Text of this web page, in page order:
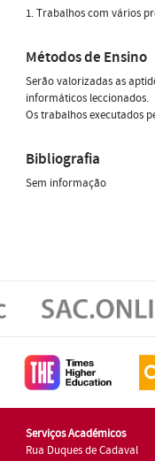
1. Trabalhos com vários
Métodos de Ensino
Serão valorizadas as
informáticos leccionados.
Os trabalhos executados
Bibliografia
Sem informação
Serviços Académicos
Rua Duques de Cadaval